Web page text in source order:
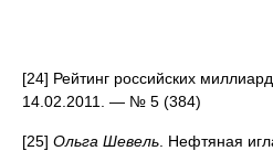
[24] Рейтинг российских
14.02.2011. — № 5 (384)
[25] Ольга Шевель . Нефтяная